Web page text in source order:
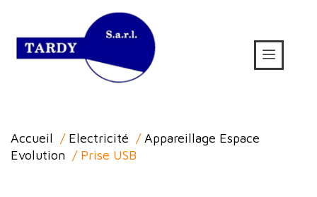
Accueil / Electricité / Appareillage Espace
Evolution / Prise USB